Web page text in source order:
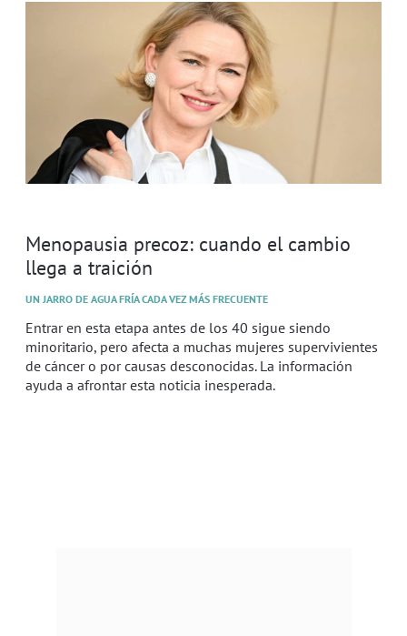
Menopausia precoz: cuando el cambio
llega a traición
UN JARRO DE AGUA FRÍA CADA VEZ MÁS FRECUENTE
Entrar en esta etapa antes de los 40 sigue siendo
minoritario, pero afecta a muchas mujeres supervivientes
de cáncer o por causas desconocidas. La información
ayuda a afrontar esta noticia inesperada.